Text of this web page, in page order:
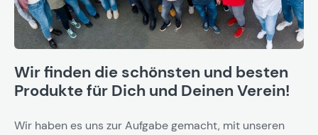
Wir finden die schönsten und besten
Produkte für Dich und Deinen Verein!
Wir haben es uns zur Aufgabe gemacht, mit unseren